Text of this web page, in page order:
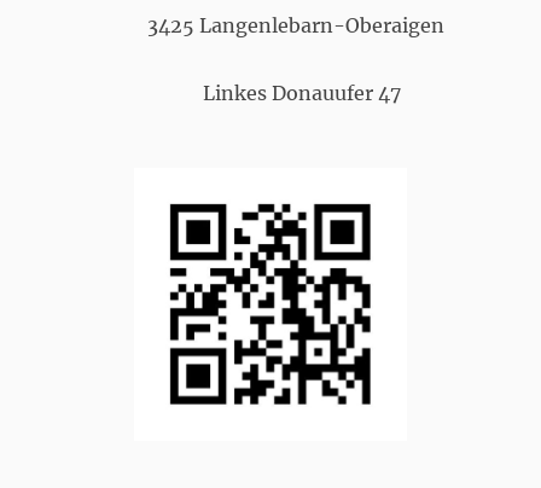
3425 Langenlebarn-Oberaigen
Linkes Donauufer 47